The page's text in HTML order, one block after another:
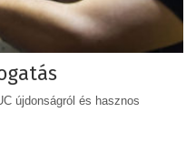
újdonságról és hasznos